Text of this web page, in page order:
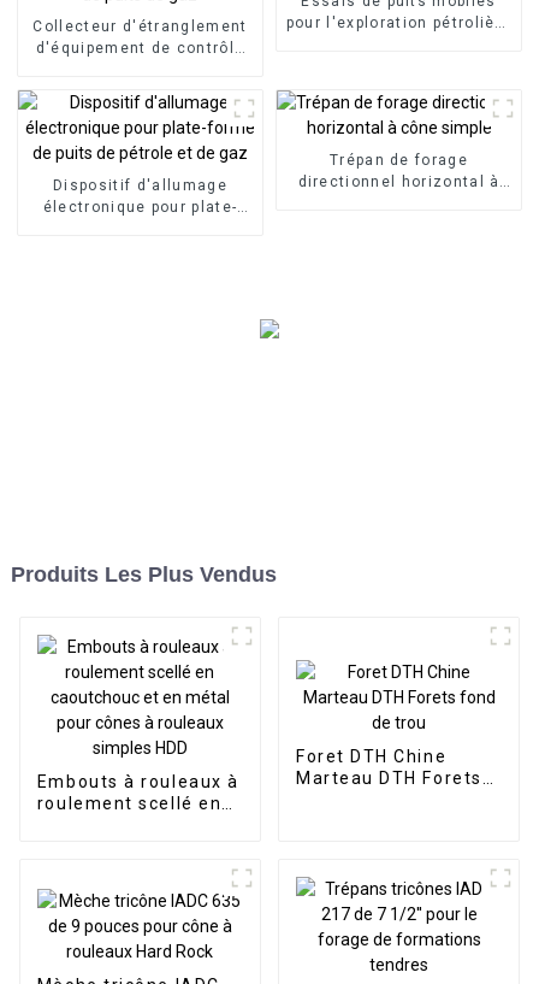
Collecteur d'étranglement
d'équipement de contrôle
pétrolifères et de puits de
gaz
pour l'exploration pétrolière
Dispositif d'allumage
électronique pour plate-
Trépan de forage
directionnel horizontal à
Produits Les Plus Vendus
Embouts à rouleaux à
roulement scellé en
rouleaux simples HDD
Foret DTH Chine
Marteau DTH Forets